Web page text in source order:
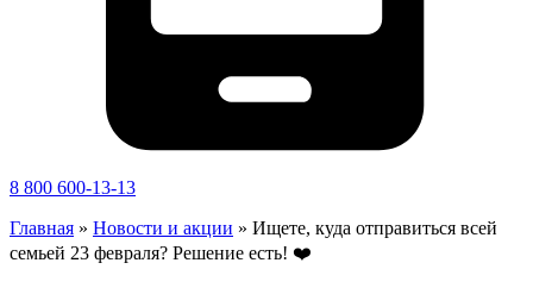
8 800 600-13-13
Главная » Новости и акции » Ищете, куда отправиться всей
семьей 23 февраля? Решение есть! ❤️